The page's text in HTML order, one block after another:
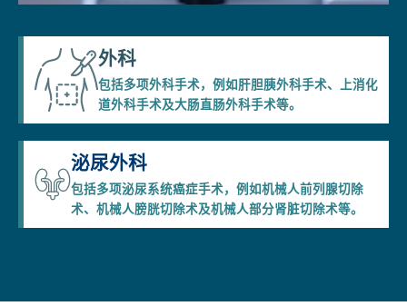
外科
包括多项外科手术，例如肝胆胰外科手术、上消化
道外科手术及大肠直肠外科手术等。
泌尿外科
包括多项泌尿系统癌症手术，例如机械人前列腺切除
术、机械人膀胱切除术及机械人部分肾脏切除术等。